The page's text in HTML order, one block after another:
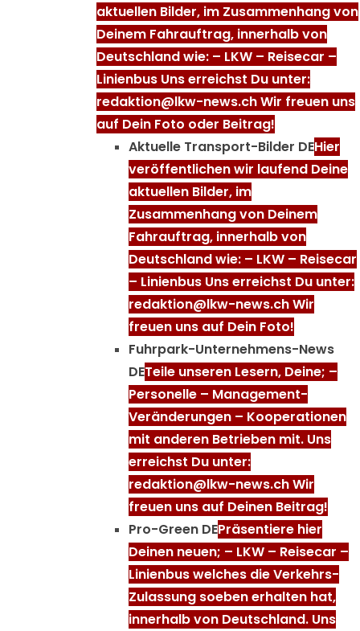
aktuellen Bilder, im Zusammenhang von
Deinem Fahrauftrag, innerhalb von
Deutschland wie: – LKW – Reisecar –
Linienbus Uns erreichst Du unter:
redaktion@lkw-news.ch Wir freuen uns
auf Dein Foto oder Beitrag!
Aktuelle Transport-Bilder DEHier
veröffentlichen wir laufend Deine
aktuellen Bilder, im
Zusammenhang von Deinem
Fahrauftrag, innerhalb von
Deutschland wie: – LKW – Reisecar
– Linienbus Uns erreichst Du unter:
redaktion@lkw-news.ch Wir
freuen uns auf Dein Foto!
Fuhrpark-Unternehmens-News
DETeile unseren Lesern, Deine; –
Personelle – Management-
Veränderungen – Kooperationen
mit anderen Betrieben mit. Uns
erreichst Du unter:
redaktion@lkw-news.ch Wir
freuen uns auf Deinen Beitrag!
Pro-Green DEPräsentiere hier
Deinen neuen; – LKW – Reisecar –
Linienbus welches die Verkehrs-
Zulassung soeben erhalten hat,
innerhalb von Deutschland. Uns